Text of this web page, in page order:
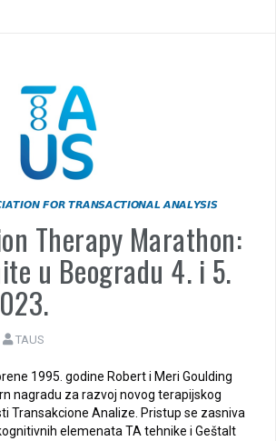
Therapy Marathon:
u Beogradu 4. i 5.
TAUS
1995. godine Robert i Meri Goulding
nagradu za razvoj novog terapijskog
Transakcione Analize. Pristup se zasniva
elemenata TA tehnike i Geštalt